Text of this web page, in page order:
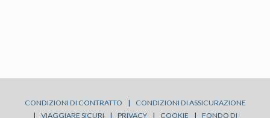
CONDIZIONI DI CONTRATTO |
CONDIZIONI DI ASSICURAZIONE
|
VIAGGIARE SICURI | PRIVACY | COOKIE |
FONDO DI